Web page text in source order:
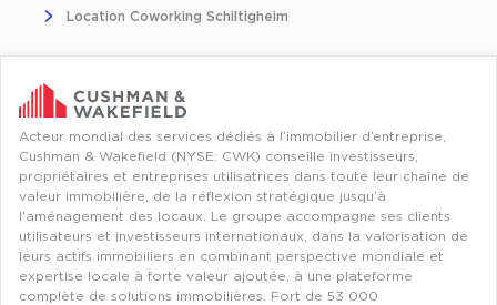
Location Coworking Schiltigheim
Acteur mondial des services dédiés à l’immobilier d’entreprise,
Cushman & Wakefield (NYSE: CWK) conseille investisseurs,
propriétaires et entreprises utilisatrices dans toute leur chaîne de
valeur immobilière, de la réflexion stratégique jusqu’à
l’aménagement des locaux. Le groupe accompagne ses clients
utilisateurs et investisseurs internationaux, dans la valorisation de
leurs actifs immobiliers en combinant perspective mondiale et
expertise locale à forte valeur ajoutée, à une plateforme
complète de solutions immobilières. Fort de 53 000